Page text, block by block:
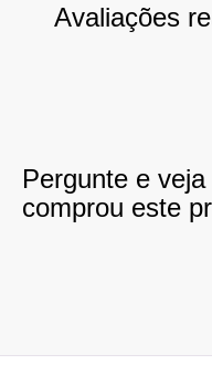
Avaliações
Pergunte e
comprou este